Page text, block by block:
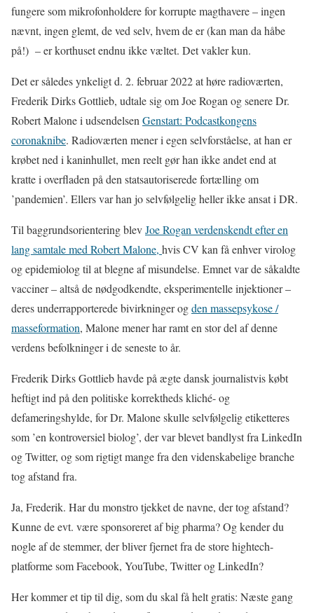
fungere som mikrofonholdere for korrupte magthavere – ingen
nævnt, ingen glemt, de ved selv, hvem de er (kan man da håbe
på!) – er korthuset endnu ikke væltet. Det vakler kun.
Det er således ynkeligt d. 2. februar 2022 at høre radioværten,
Frederik Dirks Gottlieb, udtale sig om Joe Rogan og senere Dr.
Robert Malone i udsendelsenGenstart: Podcastkongens
coronaknibe. Radioværten mener i egen selvforståelse, at han er
krøbet ned i kaninhullet, men reelt gør han ikke andet end at
kratte i overfladen på den statsautoriserede fortælling om
’pandemien’. Ellers var han jo selvfølgelig heller ikke ansat i DR.
Til baggrundsorientering blevJoe Rogan verdenskendt efter en
lang samtale med Robert Malone, hvis CV kan få enhver virolog
og epidemiolog til at blegne af misundelse. Emnet var de såkaldte
vacciner – altså de nødgodkendte, eksperimentelle injektioner –
deres underrapporterede bivirkninger ogden massepsykose /
masseformation, Malone mener har ramt en stor del af denne
verdens befolkninger i de seneste to år.
Frederik Dirks Gottlieb havde på ægte dansk journalistvis købt
heftigt ind på den politiske korrektheds kliché- og
defameringshylde, for Dr. Malone skulle selvfølgelig etiketteres
som ’en kontroversiel biolog’, der var blevet bandlyst fra LinkedIn
og Twitter, og som rigtigt mange fra den videnskabelige branche
tog afstand fra.
Ja, Frederik. Har du monstro tjekket de navne, der tog afstand?
Kunne de evt. være sponsoreret af big pharma? Og kender du
nogle af de stemmer, der bliver fjernet fra de store hightech-
platforme som Facebook, YouTube, Twitter og LinkedIn?
Her kommer et tip til dig, som du skal få helt gratis: Næste gang